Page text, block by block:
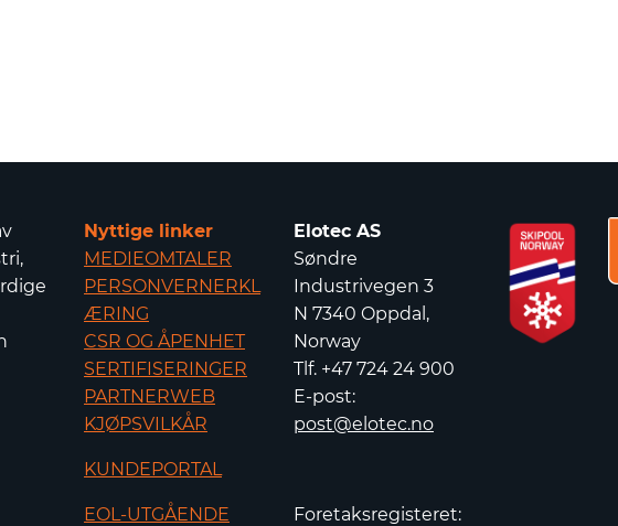
Nyttige linker
MEDIEOMTALER
PERSONVERNERKL
ÆRING
CSR OG ÅPENHET
SERTIFISERINGER
PARTNERWEB
KJØPSVILKÅR
KUNDEPORTAL
EOL-UTGÅENDE
Elotec AS
Søndre
Industrivegen 3
N 7340 Oppdal,
Norway
Tlf. +47 724 24 900
E-post:
post@elotec.no
Foretaksregisteret: